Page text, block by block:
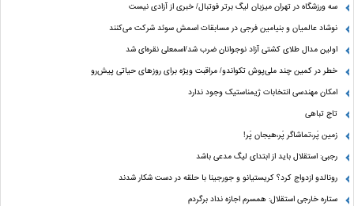
سه ورزشگاه در تهران میزبان لیگ برتر فوتبال/ خبری از آزادی نیست
نوشاد عالمیان و بنیامین فرجی در مسابقات اسمش سوئد شرکت می‌کنند
اولین مدال طلای کشتی آزاد نوجوانان ضرب شد/اسمعلی نقره‌ای شد
خطر در کمین چند ملی‌پوش تکواندو/ مراقبت ویژه برای روزهای حیاتی پیش‌رو
امکان مهندسی انتخابات ژیمناستیک وجود ندارد
تاج تباهی
زمین پَر،تماشاگر پَر،هیجان پَر!
رجبی: استقلال باید از ابتدای لیگ مدعی باشد
رونالدو ازدواج کرد؟ کریستیانو و جورجینا با حلقه در دست شکار شدند
ستاره خارجی استقلال: همسرم اجازه نداد برگردم